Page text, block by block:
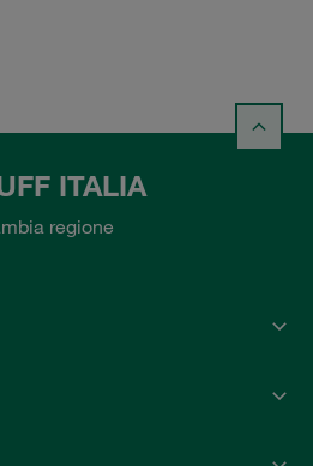
ITALIA
regione